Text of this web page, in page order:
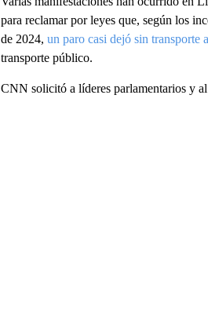
para reclamar por leyes que, según los
de 2024, un paro casi dejó sin transporte
transporte público.
CNN solicitó a líderes parlamentarios y